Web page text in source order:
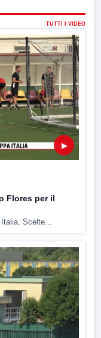
TUTTI I VIDEO
▶
Flores per il
Italia. Scelte...